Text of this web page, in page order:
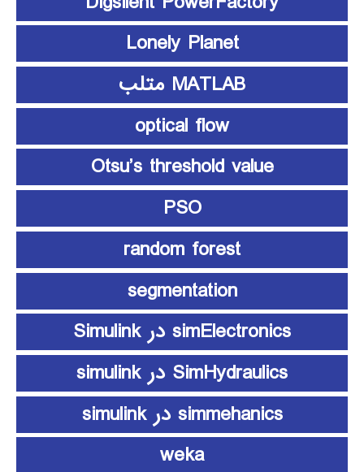
Lonely Planet
MATLAB متلب
optical flow
Otsu’s threshold value
PSO
random forest
segmentation
simElectronics در Simulink
SimHydraulics در simulink
simmehanics در simulink
weka